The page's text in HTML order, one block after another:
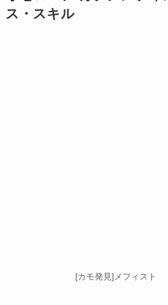
ス・スキル
[カモ発見]メフィスト